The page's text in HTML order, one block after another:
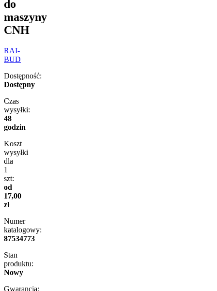
do
maszyny
CNH
RAI-
BUD
Dostępność:
Dostępny
Czas
wysyłki:
48
godzin
Koszt
wysyłki
dla
1
szt:
od
17,00
zł
Numer
katalogowy:
87534773
Stan
produktu:
Nowy
Gwarancja: